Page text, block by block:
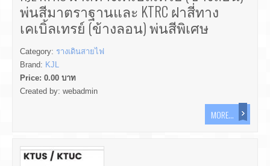
พ่นสีมาตราฐานและ KTRC ฝาสี่ทาง
เคเบิ้ลเทรย์ (ข้างลอน) พ่นสีพิเศษ
Category: รางเดินสายไฟ
Brand: KJL
Price: 0.00 บาท
Created by: webadmin
MORE...